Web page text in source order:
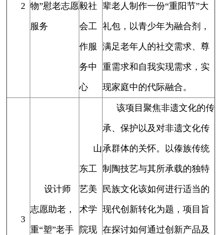
2 物”慰老志愿
服务
毅社
会工
作服
务中
心
辈老人制作一份“重阳节”大
礼包，以青少年为融合剂，
满足老年人的社交需求、尊
重需求和自我实现需求，实
现家庭中的代际融合。
3
设计师
志愿助老，
重“塑”老手
山
东工
艺美
术学
院现
该项目聚焦非遗文化的传
承、保护以及对非遗文化传
承群体的关怀。以傣族传统
制陶技艺与其所承载的独特
民族文化该如何进行适当的
现代创新转化为题，项目旨
在探讨如何通过创新产品及